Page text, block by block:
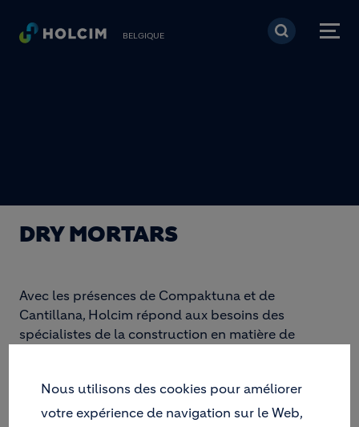
Aller au contenu
BELGIQUE
DRY MORTARS
Avec les présences de Compaktuna et de
Cantillana, Holcim répond aux besoins des
spécialistes de la construction en matière de
de devenir le leader mondial des solutions de
construction innovantes et durables.
Nous utilisons des cookies pour améliorer
votre expérience de navigation sur le Web,